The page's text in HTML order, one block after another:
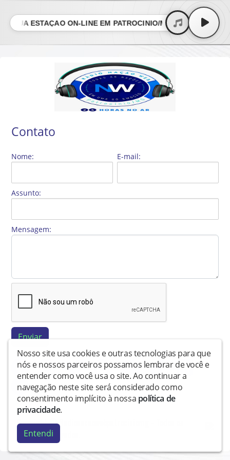
A SUA ESTAÇÃO ON-LINE EM PATROCÍNIO/MG • NAÇÃO
Contato
Nome: E-mail:
Assunto:
Mensagem:
Enviar
Copyright © Radionacaowebpatrociniomg - Todos os
direitos reservados.
Nosso site usa cookies e outras tecnologias para que
nós e nossos parceiros possamos lembrar de você e
entender como você usa o site. Ao continuar a
navegação neste site será considerado como
consentimento implícito à nossa política de
privacidade.
Entendi